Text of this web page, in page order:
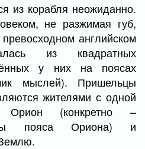
из корабля неожиданно.
не разжимая губ,
английском
из квадратных
у них на поясах
мыслей). Пришельцы
жителями с одной
Орион (конкретно –
пояса Ориона) и